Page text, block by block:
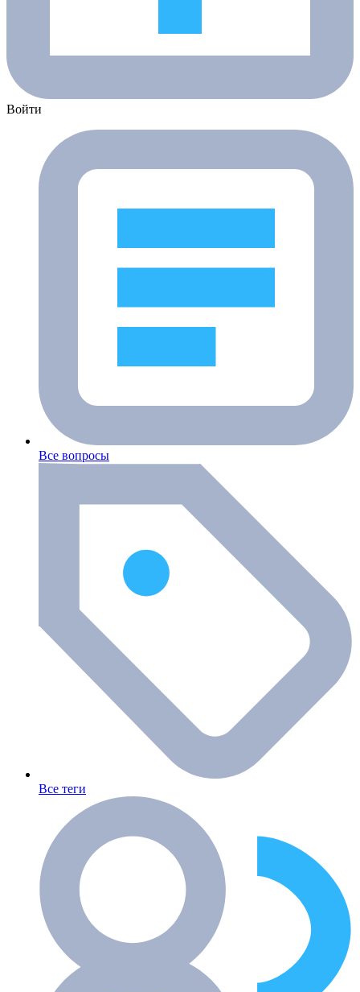
Войти
Все вопросы
Все теги